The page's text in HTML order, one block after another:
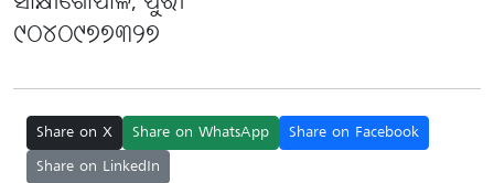
୯୦୪୦୯୭୭୩୨୭
Share on X Share on WhatsApp
Share on Facebook
Share on LinkedIn